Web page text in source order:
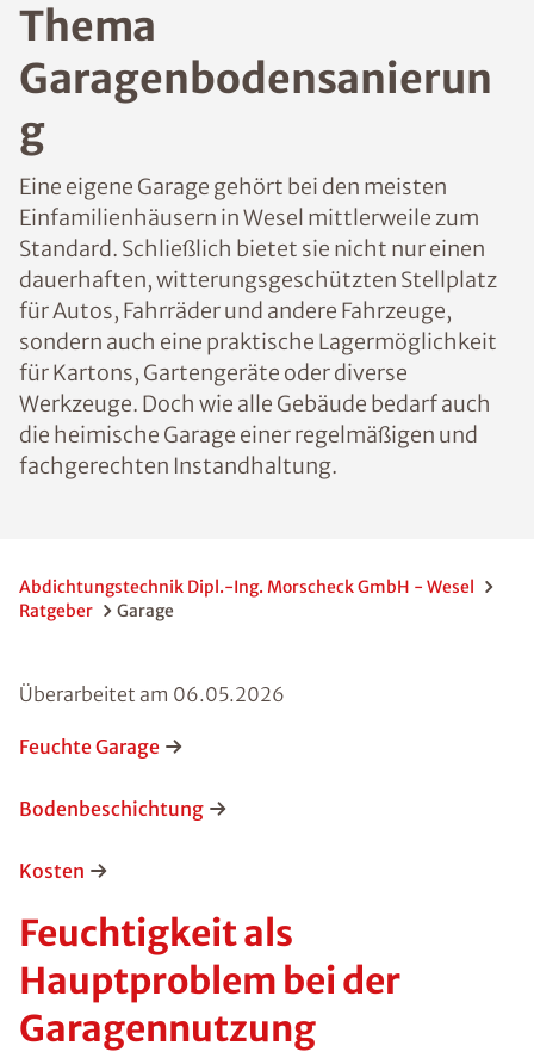
Thema
Garagenbodensanierun
g
Eine eigene Garage gehört bei den meisten
Einfamilienhäusern in Wesel mittlerweile zum
Standard. Schließlich bietet sie nicht nur einen
dauerhaften, witterungsgeschützten Stellplatz
für Autos, Fahrräder und andere Fahrzeuge,
sondern auch eine praktische Lagermöglichkeit
für Kartons, Gartengeräte oder diverse
Werkzeuge. Doch wie alle Gebäude bedarf auch
die heimische Garage einer regelmäßigen und
fachgerechten Instandhaltung.
Abdichtungstechnik Dipl.-Ing. Morscheck GmbH - Wesel
Ratgeber
Garage
Überarbeitet am 06.05.2026
Feuchte Garage
Bodenbeschichtung
Kosten
Feuchtigkeit als
Hauptproblem bei der
Garagennutzung